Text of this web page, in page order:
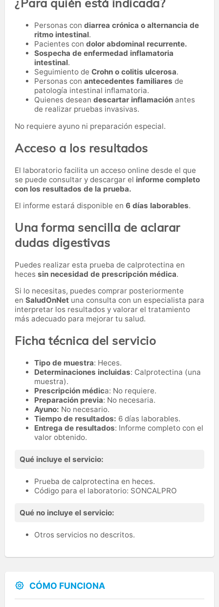
¿Para quién está indicada?
Personas con diarrea crónica o alternancia de
ritmo intestinal.
Pacientes con dolor abdominal recurrente.
Sospecha de enfermedad inflamatoria
intestinal.
Seguimiento de Crohn o colitis ulcerosa.
Personas con antecedentes familiares de
patología intestinal inflamatoria.
Quienes desean descartar inflamación antes
de realizar pruebas invasivas.
No requiere ayuno ni preparación especial.
Acceso a los resultados
El laboratorio facilita un acceso online desde el que
se puede consultar y descargar el informe completo
con los resultados de la prueba.
El informe estará disponible en 6 días laborables.
Una forma sencilla de aclarar
dudas digestivas
Puedes realizar esta prueba de calprotectina en
heces sin necesidad de prescripción médica.
Si lo necesitas, puedes comprar posteriormente
en SaludOnNet una consulta con un especialista para
interpretar los resultados y valorar el tratamiento
más adecuado para mejorar tu salud.
Ficha técnica del servicio
Tipo de muestra: Heces.
Determinaciones incluidas: Calprotectina (una
muestra).
Prescripción médica: No requiere.
Preparación previa: No necesaria.
Ayuno: No necesario.
Tiempo de resultados: 6 días laborables.
Entrega de resultados: Informe completo con el
valor obtenido.
Qué incluye el servicio:
Prueba de calprotectina en heces.
Código para el laboratorio: SONCALPRO
Qué no incluye el servicio:
Otros servicios no descritos.
CÓMO FUNCIONA